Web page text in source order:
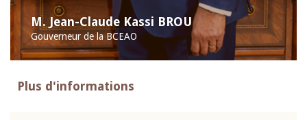
M. Jean-Claude Kassi BROU
Gouverneur de la BCEAO
Plus d'informations